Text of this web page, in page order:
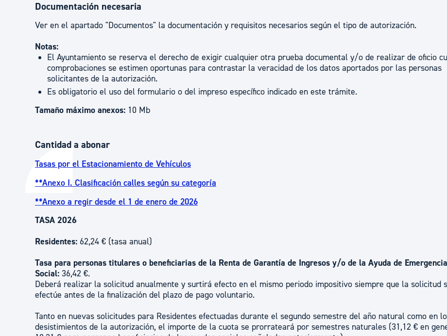
Documentación necesaria
Ver en el apartado "Documentos" la documentación y requisitos necesarios según el tipo de autorización.
Notas:
El Ayuntamiento se reserva el derecho de exigir cualquier otra prueba documental y/o de realizar de oficio
comprobaciones se estimen oportunas para contrastar la veracidad de los datos aportados por las personas
solicitantes de la autorización.
Es obligatorio el uso del formulario o del impreso específico indicado en este trámite.
Tamaño máximo anexos: 10 Mb
Cantidad a abonar
Tasas por el Estacionamiento de Vehículos
**Anexo I. Clasificación calles según su categoría
**Anexo a regir desde el 1 de enero de 2026
TASA 2026
Residentes: 62,24 € (tasa anual)
Tasa para personas titulares o beneficiarias de la Renta de Garantía de Ingresos y/o de la Ayuda de Emergencia
Social: 36,42 €.
Deberá realizar la solicitud anualmente y surtirá efecto en el mismo periodo impositivo siempre que la solicitud
efectúe antes de la finalización del plazo de pago voluntario.
Tanto en nuevas solicitudes para Residentes efectuadas durante el segundo semestre del año natural como en
desistimientos de la autorización, el importe de la cuota se prorrateará por semestres naturales (31,12 € en